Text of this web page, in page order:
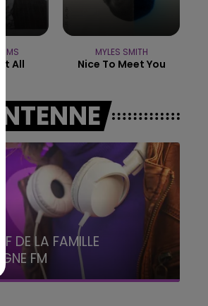
It All
MYLES SMITH
Nice To Meet You